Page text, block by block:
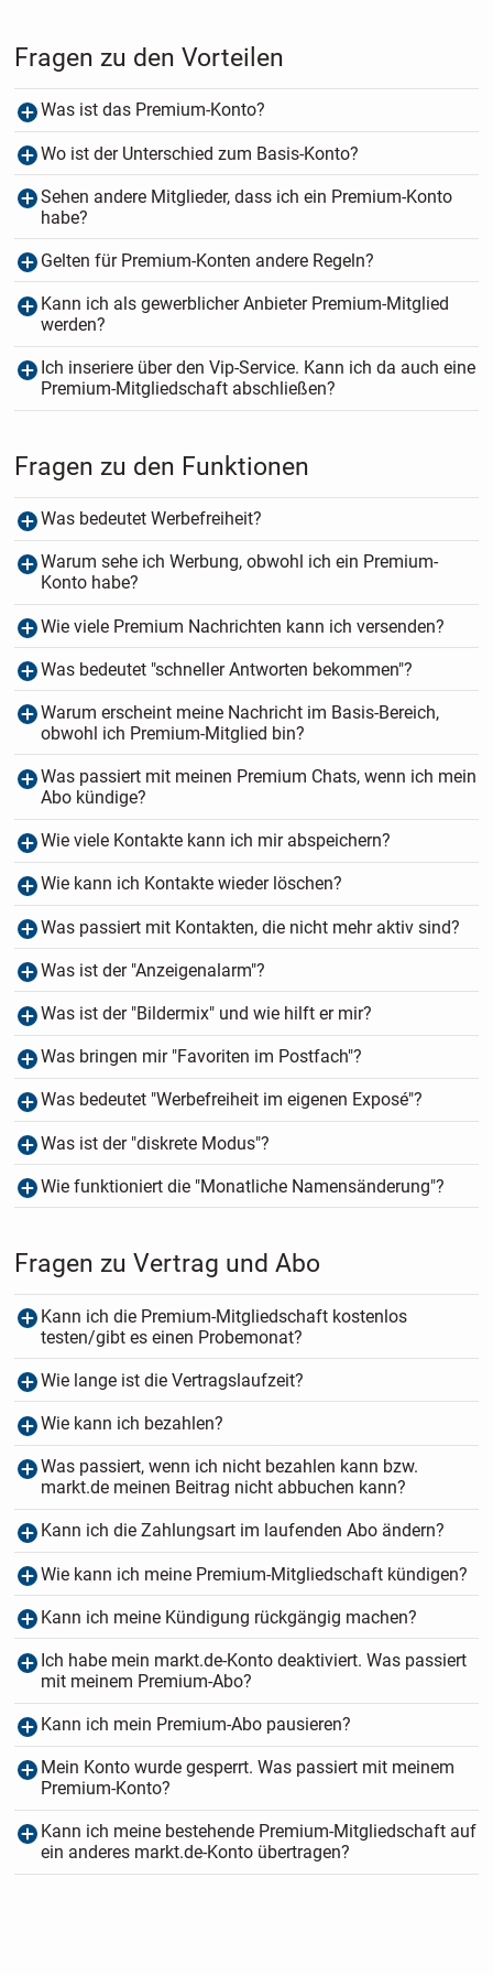
Fragen zu den Vorteilen
Was ist das Premium-Konto?
Wo ist der Unterschied zum Basis-Konto?
Sehen andere Mitglieder, dass ich ein Premium-Konto
habe?
Gelten für Premium-Konten andere Regeln?
Kann ich als gewerblicher Anbieter Premium-Mitglied
werden?
Ich inseriere über den Vip-Service. Kann ich da auch eine
Premium-Mitgliedschaft abschließen?
Fragen zu den Funktionen
Was bedeutet Werbefreiheit?
Warum sehe ich Werbung, obwohl ich ein Premium-
Konto habe?
Wie viele Premium Nachrichten kann ich versenden?
Was bedeutet "schneller Antworten bekommen"?
Warum erscheint meine Nachricht im Basis-Bereich,
obwohl ich Premium-Mitglied bin?
Was passiert mit meinen Premium Chats, wenn ich mein
Abo kündige?
Wie viele Kontakte kann ich mir abspeichern?
Wie kann ich Kontakte wieder löschen?
Was passiert mit Kontakten, die nicht mehr aktiv sind?
Was ist der "Anzeigenalarm"?
Was ist der "Bildermix" und wie hilft er mir?
Was bringen mir "Favoriten im Postfach"?
Was bedeutet "Werbefreiheit im eigenen Exposé"?
Was ist der "diskrete Modus"?
Wie funktioniert die "Monatliche Namensänderung"?
Fragen zu Vertrag und Abo
Kann ich die Premium-Mitgliedschaft kostenlos
testen/gibt es einen Probemonat?
Wie lange ist die Vertragslaufzeit?
Wie kann ich bezahlen?
Was passiert, wenn ich nicht bezahlen kann bzw.
markt.de meinen Beitrag nicht abbuchen kann?
Kann ich die Zahlungsart im laufenden Abo ändern?
Wie kann ich meine Premium-Mitgliedschaft kündigen?
Kann ich meine Kündigung rückgängig machen?
Ich habe mein markt.de-Konto deaktiviert. Was passiert
mit meinem Premium-Abo?
Kann ich mein Premium-Abo pausieren?
Mein Konto wurde gesperrt. Was passiert mit meinem
Premium-Konto?
Kann ich meine bestehende Premium-Mitgliedschaft auf
ein anderes markt.de-Konto übertragen?